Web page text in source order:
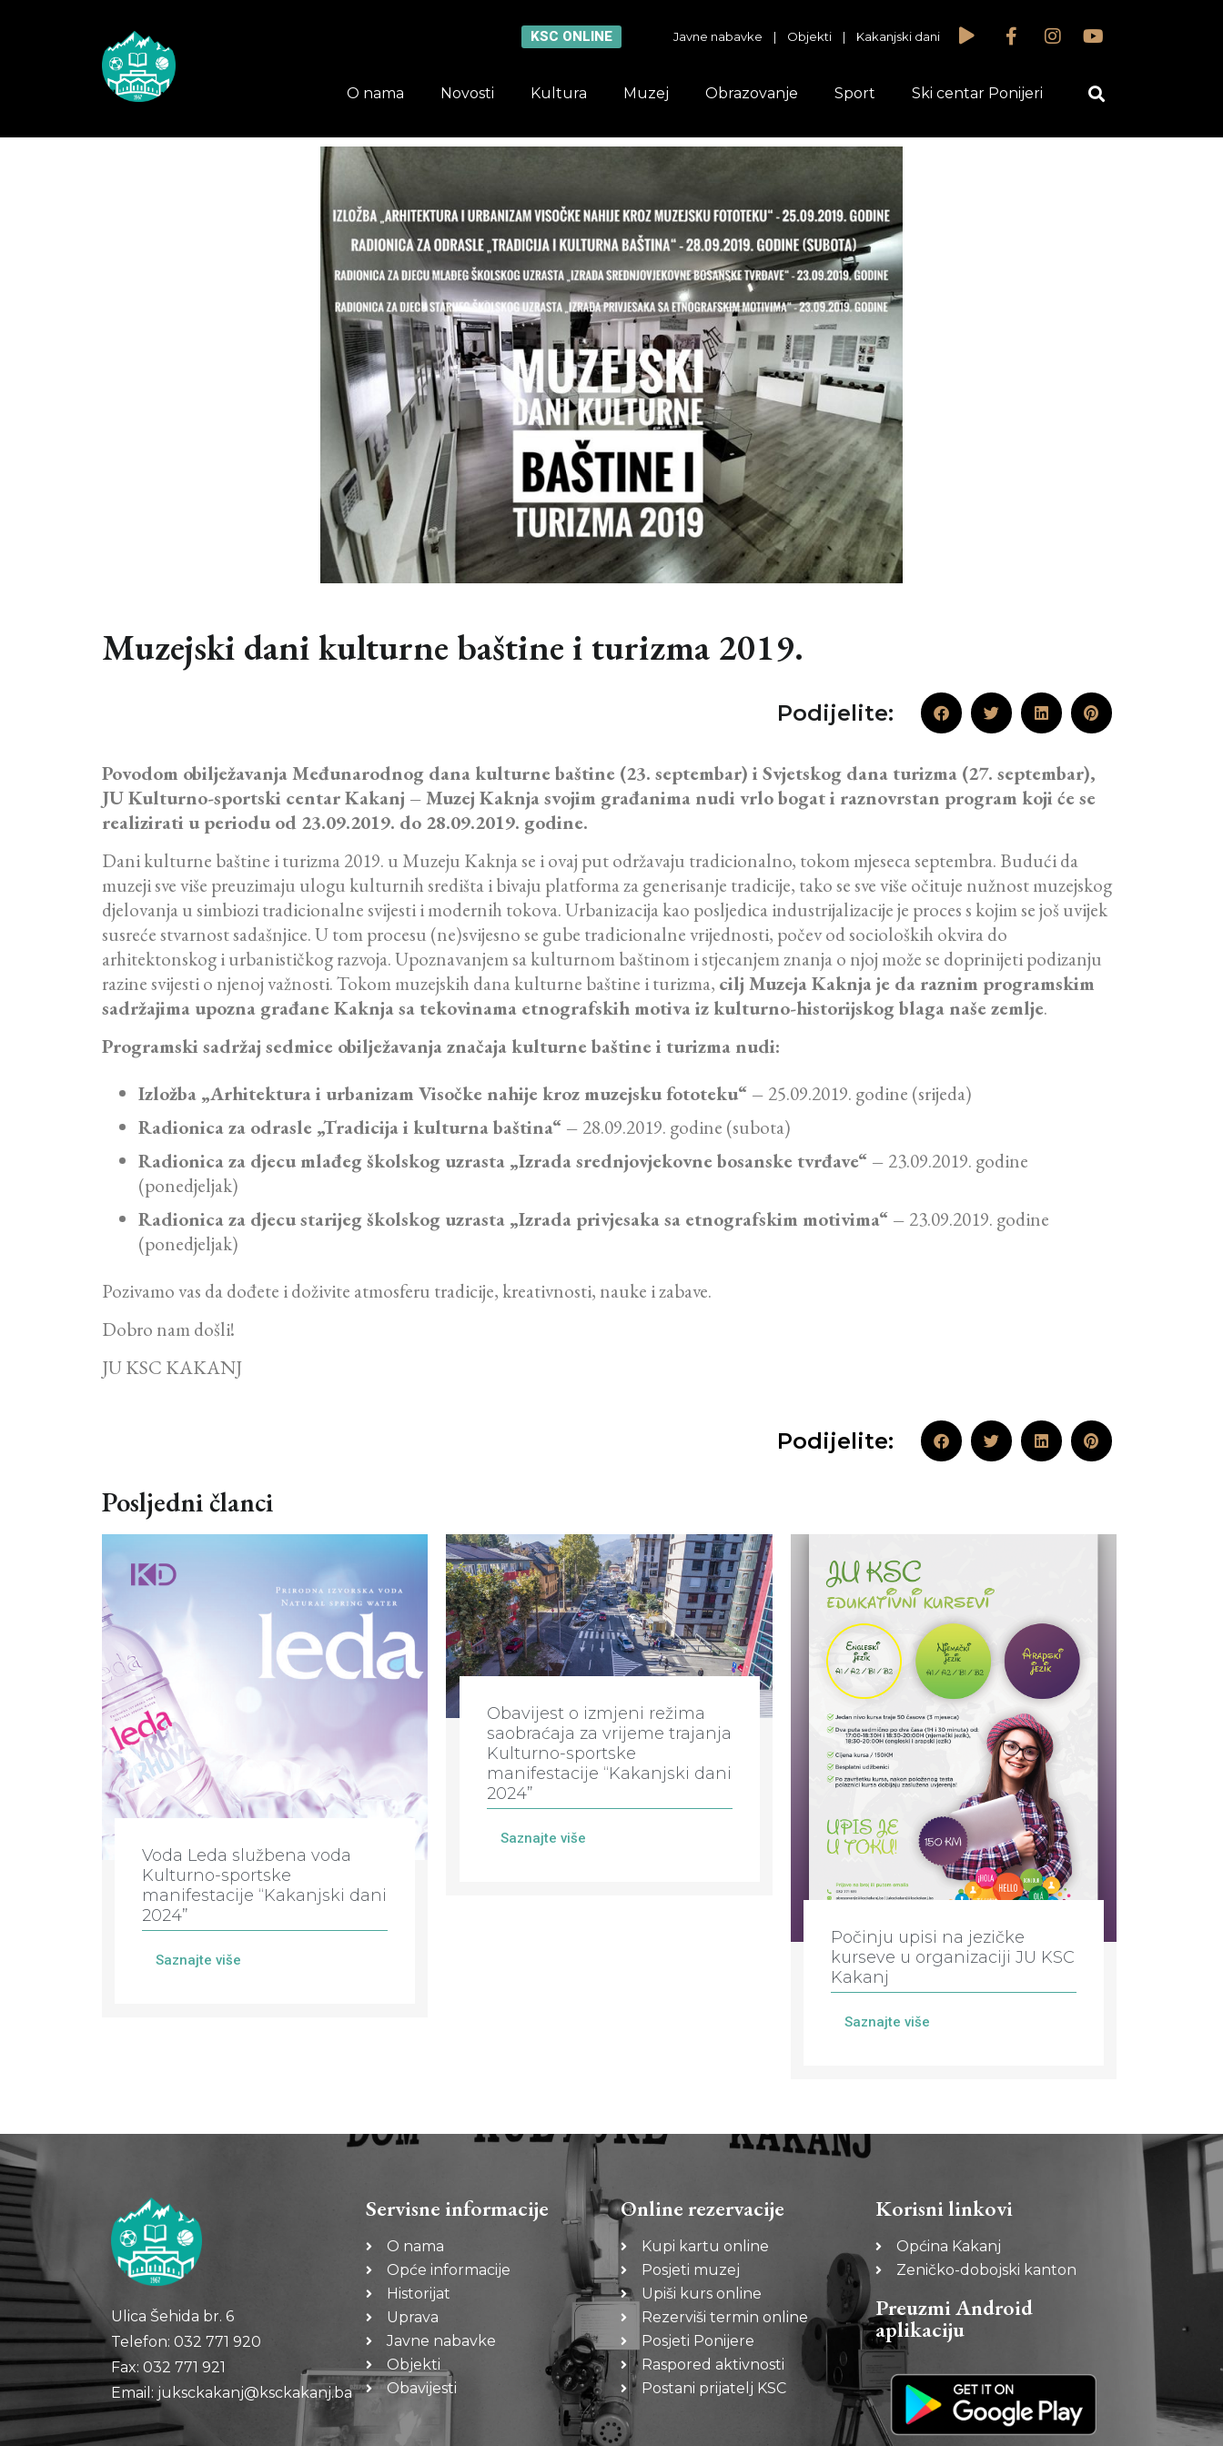
KSC ONLINE Javne nabavke | Objekti | Kakanjski dani
O nama Novosti Kultura Muzej Obrazovanje Sport Ski centar Ponijeri
Muzejski dani kulturne baštine i turizma 2019.
Podijelite:
Povodom obilježavanja Međunarodnog dana kulturne baštine (23. septembar) i Svjetskog dana turizma (27. septembar),
JU Kulturno-sportski centar Kakanj – Muzej Kaknja svojim građanima nudi vrlo bogat i raznovrstan program koji će se
realizirati u periodu od 23.09.2019. do 28.09.2019. godine.
Dani kulturne baštine i turizma 2019. u Muzeju Kaknja se i ovaj put održavaju tradicionalno, tokom mjeseca septembra. Budući da
muzeji sve više preuzimaju ulogu kulturnih središta i bivaju platforma za generisanje tradicije, tako se sve više očituje nužnost muzejskog
djelovanja u simbiozi tradicionalne svijesti i modernih tokova. Urbanizacija kao posljedica industrijalizacije je proces s kojim se još uvijek
susreće stvarnost sadašnjice. U tom procesu (ne)svijesno se gube tradicionalne vrijednosti, počev od socioloških okvira do
arhitektonskog i urbanističkog razvoja. Upoznavanjem sa kulturnom baštinom i stjecanjem znanja o njoj može se doprinijeti podizanju
razine svijesti o njenoj važnosti. Tokom muzejskih dana kulturne baštine i turizma, cilj Muzeja Kaknja je da raznim programskim
sadržajima upozna građane Kaknja sa tekovinama etnografskih motiva iz kulturno-historijskog blaga naše zemlje.
Programski sadržaj sedmice obilježavanja značaja kulturne baštine i turizma nudi:
Izložba „Arhitektura i urbanizam Visočke nahije kroz muzejsku fototeku“ – 25.09.2019. godine (srijeda)
Radionica za odrasle „Tradicija i kulturna baština“ – 28.09.2019. godine (subota)
Radionica za djecu mlađeg školskog uzrasta „Izrada srednjovjekovne bosanske tvrđave“ – 23.09.2019. godine
(ponedjeljak)
Radionica za djecu starijeg školskog uzrasta „Izrada privjesaka sa etnografskim motivima“ – 23.09.2019. godine
(ponedjeljak)
Pozivamo vas da dođete i doživite atmosferu tradicije, kreativnosti, nauke i zabave.
Dobro nam došli!
JU KSC KAKANJ
Podijelite:
Posljedni članci
Voda Leda službena voda
Kulturno-sportske
manifestacije “Kakanjski dani
2024”
Saznajte više
Obavijest o izmjeni režima
saobraćaja za vrijeme trajanja
Kulturno-sportske
manifestacije “Kakanjski dani
2024”
Saznajte više
Počinju upisi na jezičke
kurseve u organizaciji JU KSC
Kakanj
Saznajte više
Ulica Šehida br. 6
Telefon: 032 771 920
Fax: 032 771 921
Email: juksckakanj@ksckakanj.ba
Servisne informacije
O nama
Opće informacije
Historijat
Uprava
Javne nabavke
Objekti
Obavijesti
Online rezervacije
Kupi kartu online
Posjeti muzej
Upiši kurs online
Rezerviši termin online
Posjeti Ponijere
Raspored aktivnosti
Postani prijatelj KSC
Korisni linkovi
Općina Kakanj
Zeničko-dobojski kanton
Preuzmi Android
aplikaciju